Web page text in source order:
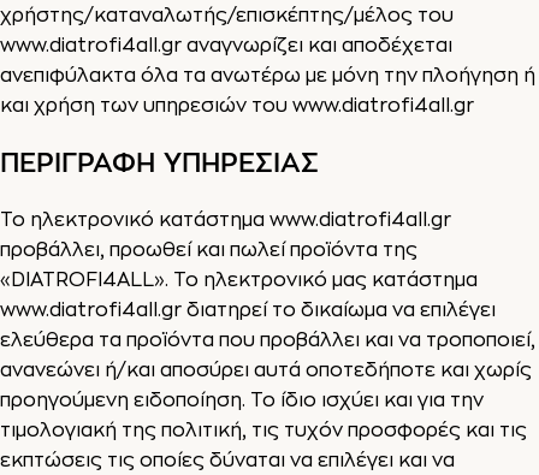
χρήστης/καταναλωτής/επισκέπτης/μέλος του
www.diatrofi4all.gr αναγνωρίζει και αποδέχεται
ανεπιφύλακτα όλα τα ανωτέρω με μόνη την πλοήγηση ή
και χρήση των υπηρεσιών του www.diatrofi4all.gr
ΠΕΡΙΓΡΑΦΗ ΥΠΗΡΕΣΙΑΣ
Το ηλεκτρονικό κατάστημα www.diatrofi4all.gr
προβάλλει, προωθεί και πωλεί προϊόντα της
«DIATROFI4ALL». Το ηλεκτρονικό μας κατάστημα
www.diatrofi4all.gr διατηρεί το δικαίωμα να επιλέγει
ελεύθερα τα προϊόντα που προβάλλει και να τροποποιεί,
ανανεώνει ή/και αποσύρει αυτά οποτεδήποτε και χωρίς
προηγούμενη ειδοποίηση. Το ίδιο ισχύει και για την
τιμολογιακή της πολιτική, τις τυχόν προσφορές και τις
εκπτώσεις τις οποίες δύναται να επιλέγει και να